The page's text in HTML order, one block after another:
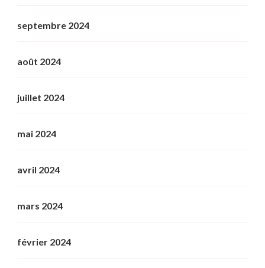
septembre 2024
août 2024
juillet 2024
mai 2024
avril 2024
mars 2024
février 2024